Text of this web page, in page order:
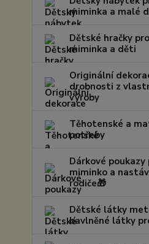
miminka a malé
Dětské hračky pro
miminka a děti
Originální
drobnosti z
výroby
Těhotenské a
potřeby
Dárkové poukazy
miminko a
rodiče🎁
Dětské látky
bavlněné látky